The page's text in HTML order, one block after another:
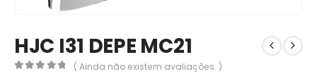
HJC I31 DEPE MC21
( Ainda não existem avaliações. )